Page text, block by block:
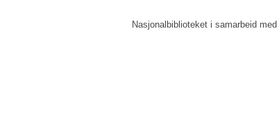
Nasjonalbiblioteket i samarbeid med